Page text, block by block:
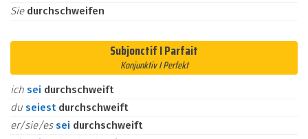
Sie durchschweifen
Subjonctif I Parfait
Konjunktiv I Perfekt
ich sei durchschweift
du seiest durchschweift
er/sie/essei durchschweift